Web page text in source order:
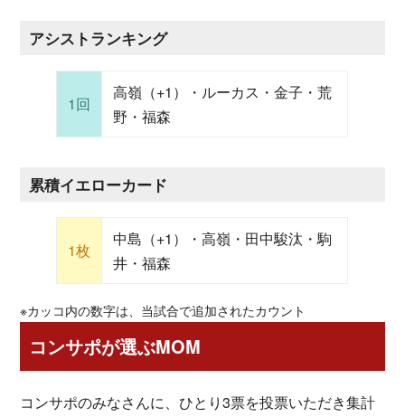
アシストランキング
1回
高嶺（+1）・ルーカス・金子・荒
野・福森
累積イエローカード
1枚
中島（+1）・高嶺・田中駿汰・駒
井・福森
※カッコ内の数字は、当試合で追加されたカウント
コンサポが選ぶMOM
コンサポのみなさんに、ひとり3票を投票いただき集計